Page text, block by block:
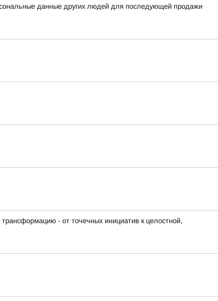
данные других людей для последующей продажи
- от точечных инициатив к целостной,